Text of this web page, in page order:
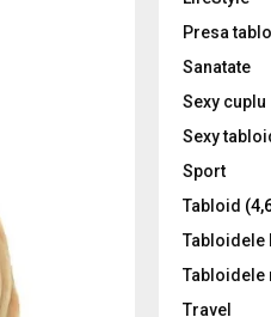
Presa
Sanatate
Sexy cuplu
Sexy
Sport
Tabloid
Tabloidele
Tabloidele
Travel